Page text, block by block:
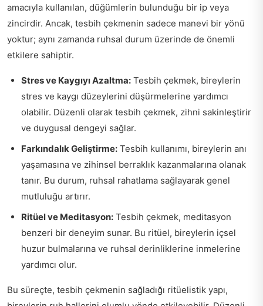
amacıyla kullanılan, düğümlerin bulunduğu bir ip veya
zincirdir. Ancak, tesbih çekmenin sadece manevi bir yönü
yoktur; aynı zamanda ruhsal durum üzerinde de önemli
etkilere sahiptir.
Stres ve Kaygıyı Azaltma: Tesbih çekmek, bireylerin
stres ve kaygı düzeylerini düşürmelerine yardımcı
olabilir. Düzenli olarak tesbih çekmek, zihni sakinleştirir
ve duygusal dengeyi sağlar.
Farkındalık Geliştirme: Tesbih kullanımı, bireylerin anı
yaşamasına ve zihinsel berraklık kazanmalarına olanak
tanır. Bu durum, ruhsal rahatlama sağlayarak genel
mutluluğu artırır.
Ritüel ve Meditasyon: Tesbih çekmek, meditasyon
benzeri bir deneyim sunar. Bu ritüel, bireylerin içsel
huzur bulmalarına ve ruhsal derinliklerine inmelerine
yardımcı olur.
Bu süreçte, tesbih çekmenin sağladığı ritüelistik yapı,